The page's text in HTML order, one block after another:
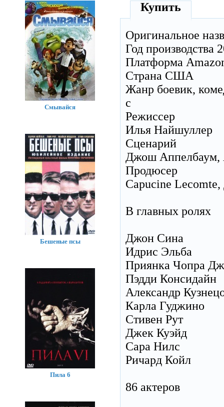
Купить
Оригинальное
Год производства
Платформа
Страна США
Жанр боевик,
с
Режиссер
Илья Найшуллер
Сценарий
Джош Аппелбаум,
Продюсер
Capucine
В главных ролях
Джон Сина
Идрис Эльба
Приянка Чопра
Пэдди Консидайн
Александр
Карла Гуджино
Стивен Рут
Джек Куэйд
Сара Нилс
Ричард Койл
86 актеров
Смывайся
Бешеные псы
Пила 6